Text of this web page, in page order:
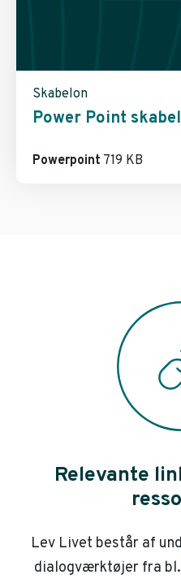
Skabelon
Power Point
Powerpoint 719 KB
Relevante
Lev Livet består af
dialogværktøjer fra